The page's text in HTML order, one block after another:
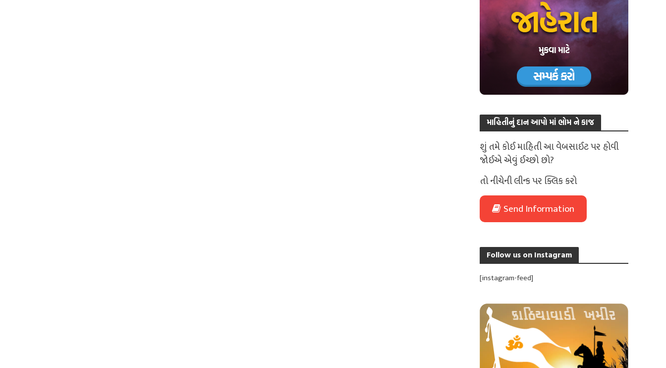
માહિતીનું દાન આપો માં ભોમ ને કાજ
શું તમે કોઈ માહિતી આ વેબસાઈટ પર હોવી
જોઈએ એવું ઈચ્છો છો?
તો નીચેની લીન્ક પર ક્લિક કરો
Send Information
Follow us on Instagram
[instagram-feed]